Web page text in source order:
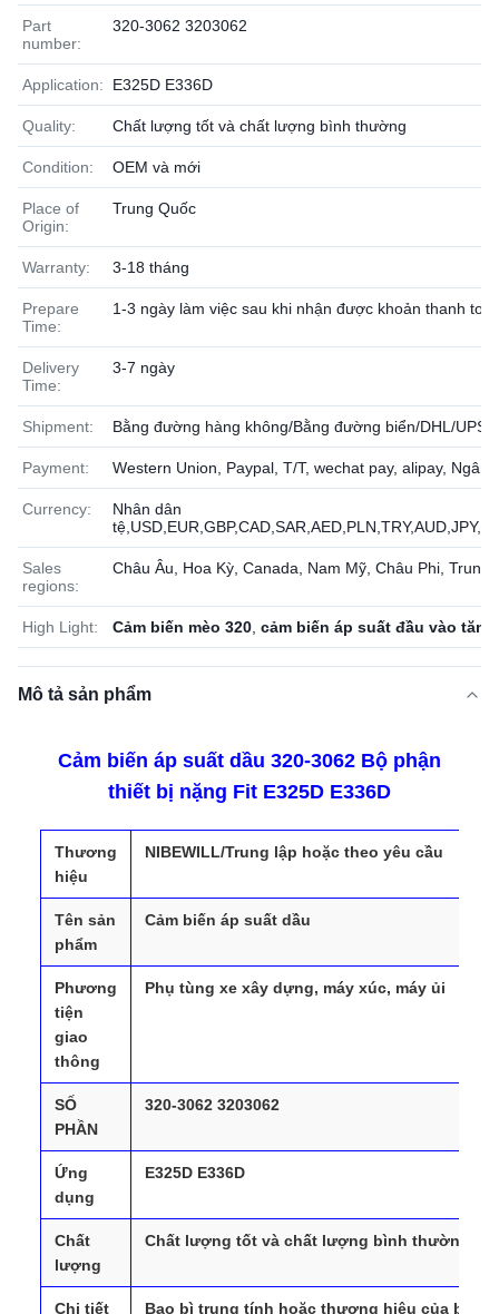
Part
number:
320-3062 3203062
Application: E325D E336D
Quality: Chất lượng tốt và chất lượng bình thường
Condition: OEM và mới
Place of
Origin:
Trung Quốc
Warranty: 3-18 tháng
Prepare
Time:
1-3 ngày làm việc sau khi nhận được khoản thanh
Delivery
Time:
3-7 ngày
Shipment: Bằng đường hàng không/Bằng đường biển/DHL/UPS/
Payment: Western Union, Paypal, T/T, wechat pay, alipay, Ngân
Currency:
Nhân dân
Sales
regions:
Châu Âu, Hoa Kỳ, Canada, Nam Mỹ, Châu Phi, Trung
High Light: Cảm biến mèo 320 cảm biến áp suất đầu vào tăng
Mô tả sản phẩm
Cảm biến áp suất dầu 320-3062 Bộ phận
thiết bị nặng Fit E325D E336D
Thương
hiệu
NIBEWILL/Trung lập hoặc theo yêu cầu
Tên sản
phẩm
Cảm biến áp suất dầu
Phương
tiện
giao
thông
Phụ tùng xe xây dựng, máy xúc, máy ủi
SỐ
PHẦN
320-3062 3203062
Ứng
dụng
E325D E336D
Chất
lượng
Chất lượng tốt và chất lượng bình thường
Chi tiết Bao bì trung tính hoặc thương hiệu của bạn